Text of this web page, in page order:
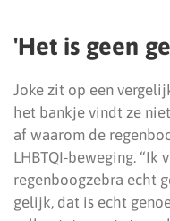
'Het is geen
Joke zit op een
het bankje vindt ze
af waarom de
LHBTQI-beweging. “Ik
regenboogzebra echt
gelijk, dat is echt